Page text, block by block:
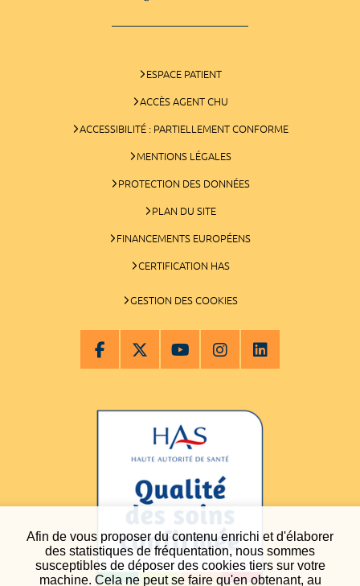
Afin de vous proposer du contenu enrichi et d'élaborer
des statistiques de fréquentation, nous sommes
susceptibles de déposer des cookies tiers sur votre
machine. Cela ne peut se faire qu'en obtenant, au
ESPACE PATIENT
ACCÈS AGENT CHU
ACCESSIBILITÉ : PARTIELLEMENT CONFORME
MENTIONS LÉGALES
PROTECTION DES DONNÉES
PLAN DU SITE
FINANCEMENTS EUROPÉENS
CERTIFICATION HAS
GESTION DES COOKIES